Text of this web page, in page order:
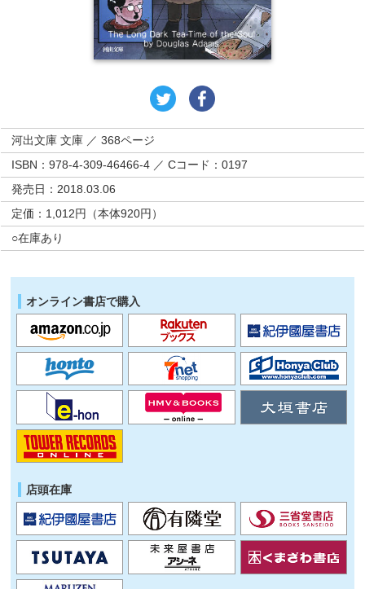
河出文庫 文庫 ／ 368ページ
ISBN：978-4-309-46466-4 ／ Cコード：0197
発売日：2018.03.06
定価：1,012円（本体920円）
○在庫あり
オンライン書店で購入
店頭在庫